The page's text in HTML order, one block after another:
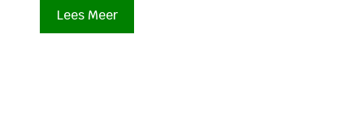
Lees Meer